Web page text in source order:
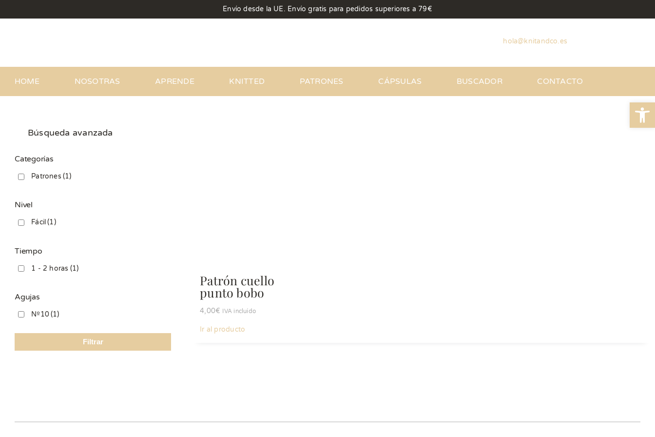
al
Envío desde la UE. Envío gratis para pedidos superiores a 79€
hola@knitandco.es
HOME NOSOTRAS APRENDE KNITTED PATRONES CÁPSULAS BUSCADOR CONTACTO
Búsqueda avanzada
Categorías
Patrones (1)
Nivel
Fácil(1)
Tiempo
1 - 2 horas (1)
Agujas
Nº10(1)
Filtrar
Patrón cuello
punto bobo
4,00€ IVA incluído
Ir al producto
Abrir